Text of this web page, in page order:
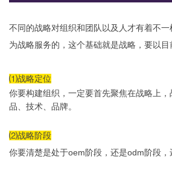
不同的战略对组织和团队以及人才有着不
为战略服务的，这个基础就是战略，要以目
⑴战略定位
你要构建组织，一定要首先聚焦在战略上
品、技术、品牌。
⑵战略阶段
你要清楚是处于oem阶段，还是odm阶段，